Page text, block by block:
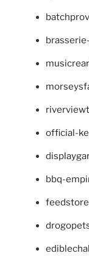
official-
bbq-